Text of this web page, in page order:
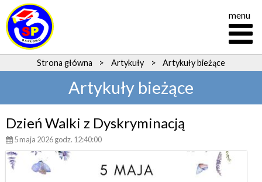
menu
Strona główna > Artykuły > Artykuły bieżące
Artykuły bieżące
Dzień Walki z Dyskryminacją
5 maja 2026 godz. 12:40:00